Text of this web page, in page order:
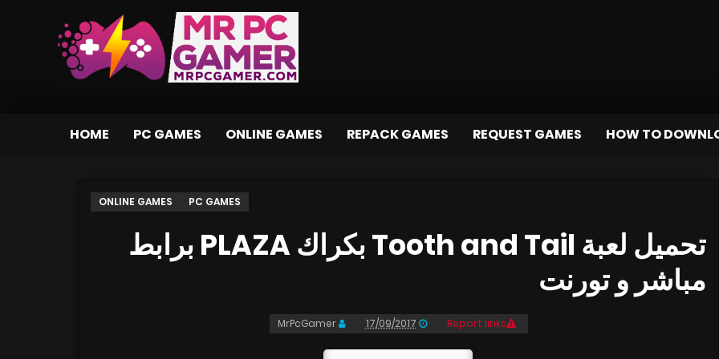
HOME PC GAMES ONLINE GAMES REPACK GAMES REQUEST GAMES HOW TO
ONLINE GAMES PC GAMES
تحميل لعبة Tooth and Tail بكراك PLAZA برابط
مباشر و تورنت
MrPcGamer 17/09/2017 Report links